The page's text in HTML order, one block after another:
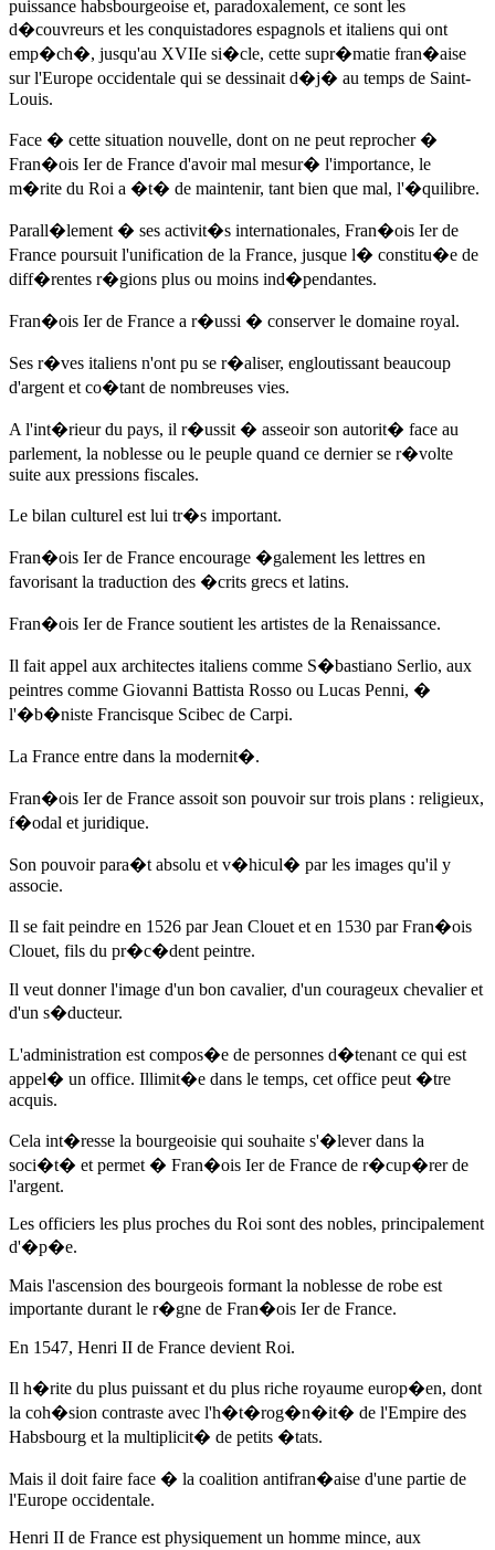
puissance habsbourgeoise et, paradoxalement, ce sont les
d�couvreurs et les conquistadores espagnols et italiens qui ont
emp�ch�, jusqu'au XVIIe si�cle, cette supr�matie fran�aise
sur l'Europe occidentale qui se dessinait d�j� au temps de Saint-
Louis.
Face � cette situation nouvelle, dont on ne peut reprocher �
Fran�ois Ier de France d'avoir mal mesur� l'importance, le
m�rite du Roi a �t� de maintenir, tant bien que mal, l'�quilibre.
Parall�lement � ses activit�s internationales, Fran�ois Ier de
France poursuit l'unification de la France, jusque l� constitu�e de
diff�rentes r�gions plus ou moins ind�pendantes.
Fran�ois Ier de France a r�ussi � conserver le domaine royal.
Ses r�ves italiens n'ont pu se r�aliser, engloutissant beaucoup
d'argent et co�tant de nombreuses vies.
A l'int�rieur du pays, il r�ussit � asseoir son autorit� face au
parlement, la noblesse ou le peuple quand ce dernier se r�volte
suite aux pressions fiscales.
Le bilan culturel est lui tr�s important.
Fran�ois Ier de France encourage �galement les lettres en
favorisant la traduction des �crits grecs et latins.
Fran�ois Ier de France soutient les artistes de la Renaissance.
Il fait appel aux architectes italiens comme S�bastiano Serlio, aux
peintres comme Giovanni Battista Rosso ou Lucas Penni, �
l'�b�niste Francisque Scibec de Carpi.
La France entre dans la modernit�.
Fran�ois Ier de France assoit son pouvoir sur trois plans : religieux,
f�odal et juridique.
Son pouvoir para�t absolu et v�hicul� par les images qu'il y
associe.
Il se fait peindre en 1526 par Jean Clouet et en 1530 par Fran�ois
Clouet, fils du pr�c�dent peintre.
Il veut donner l'image d'un bon cavalier, d'un courageux chevalier et
d'un s�ducteur.
L'administration est compos�e de personnes d�tenant ce qui est
appel� un office. Illimit�e dans le temps, cet office peut �tre
acquis.
Cela int�resse la bourgeoisie qui souhaite s'�lever dans la
soci�t� et permet � Fran�ois Ier de France de r�cup�rer de
l'argent.
Les officiers les plus proches du Roi sont des nobles, principalement
d'�p�e.
Mais l'ascension des bourgeois formant la noblesse de robe est
importante durant le r�gne de Fran�ois Ier de France.
En 1547, Henri II de France devient Roi.
Il h�rite du plus puissant et du plus riche royaume europ�en, dont
la coh�sion contraste avec l'h�t�rog�n�it� de l'Empire des
Habsbourg et la multiplicit� de petits �tats.
Mais il doit faire face � la coalition antifran�aise d'une partie de
l'Europe occidentale.
Henri II de France est physiquement un homme mince, aux